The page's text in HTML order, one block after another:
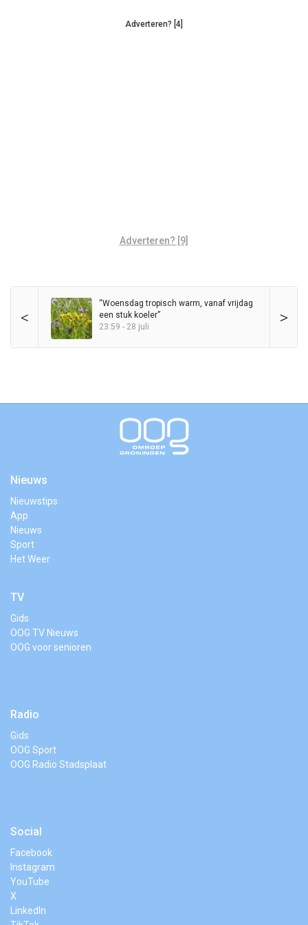
Adverteren? [4]
Adverteren? [9]
< >
“Woensdag tropisch warm, vanaf vrijdag
een stuk koeler”
23:59 - 28 juli
Nieuws
Nieuwstips
App
Nieuws
Sport
Het Weer
TV
Gids
OOG TV Nieuws
OOG voor senioren
Radio
Gids
OOG Sport
OOG Radio Stadsplaat
Social
Facebook
Instagram
YouTube
X
LinkedIn